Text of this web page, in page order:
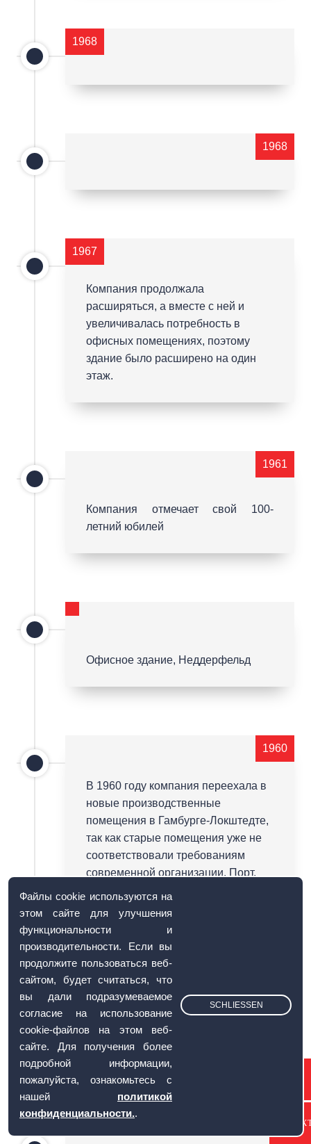
SCHLIESSEN
Файлы cookie используются на
этом сайте для улучшения
функциональности и
производительности. Если вы
продолжите пользоваться веб-
сайтом, будет считаться, что
вы дали подразумеваемое
согласие на использование
cookie-файлов на этом веб-
сайте. Для получения более
подробной информации,
пожалуйста, ознакомьтесь с
нашей политикой
конфиденциальности..
1968
1968
1967
Компания продолжала
расширяться, а вместе с ней и
увеличивалась потребность в
офисных помещениях, поэтому
здание было расширено на один
этаж.
1961
Компания отмечает свой 100-
летний юбилей
Офисное здание, Неддерфельд
1960
В 1960 году компания переехала в
новые производственные
помещения в Гамбурге-Локштедте,
так как старые помещения уже не
соответствовали требованиям
современной организации. Порт,
обслуживания клиентов и
транспортных средств доставки.
Отныне в спектр услуг входит
проектирование и поставка
комплексных кухонь для отелей и
судов, а также кухонь столовых для
казарм, домов престарелых и т. д.